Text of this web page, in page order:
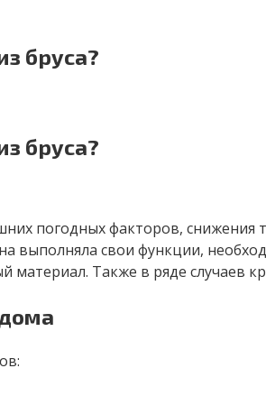
бруса?
бруса?
погодных факторов,
свои функции,
Также в ряде случаев